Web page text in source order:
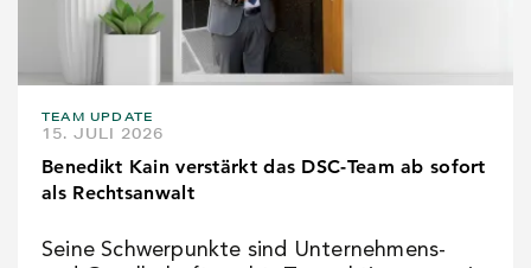
TEAM UPDATE
15. JULI 2026
Benedikt Kain verstärkt das DSC-Team ab sofort
als Rechtsanwalt
Seine Schwerpunkte sind Unternehmens-